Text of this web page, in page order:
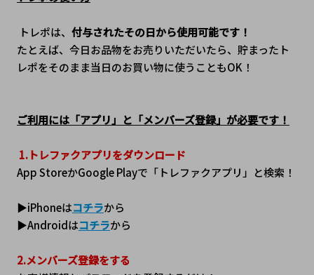
トレポは、 付与されたその日から使用可能です！
たとえば、今日お品物をお売りいただいたら、貯まったト
レポをそのまま当日のお買い物に使うこともOK！
ご利用には「アプリ」と「メンバーズ登録」が必要です！
1.トレファクアプリをダウンロード
App StoreかGoogle Playで「トレファクアプリ」と検索！
▶iPhoneはコチラから
▶Androidはコチラから
2.メンバーズ登録をする